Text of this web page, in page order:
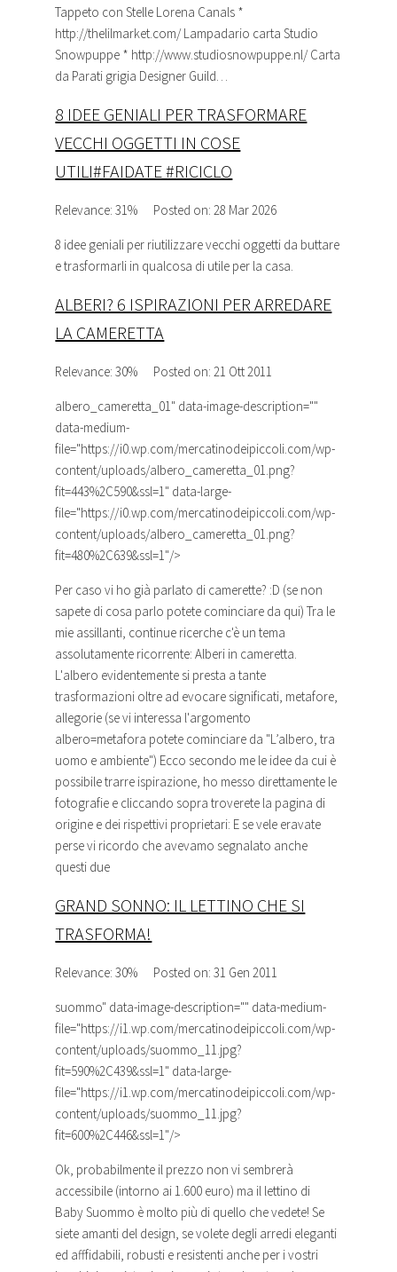
Tappeto con Stelle Lorena Canals *
http://thelilmarket.com/ Lampadario carta Studio
Snowpuppe * http://www.studiosnowpuppe.nl/ Carta
da Parati grigia Designer Guild…
8 IDEE GENIALI PER TRASFORMARE
VECCHI OGGETTI IN COSE
UTILI#FAIDATE #RICICLO
Relevance: 31% Posted on: 28 Mar 2026
8 idee geniali per riutilizzare vecchi oggetti da buttare
e trasformarli in qualcosa di utile per la casa.
ALBERI? 6 ISPIRAZIONI PER ARREDARE
LA CAMERETTA
Relevance: 30% Posted on: 21 Ott 2011
albero_cameretta_01" data-image-description=""
data-medium-
file="https://i0.wp.com/mercatinodeipiccoli.com/wp-
content/uploads/albero_cameretta_01.png?
fit=443%2C590&ssl=1" data-large-
file="https://i0.wp.com/mercatinodeipiccoli.com/wp-
content/uploads/albero_cameretta_01.png?
fit=480%2C639&ssl=1"/>
Per caso vi ho già parlato di camerette? :D (se non
sapete di cosa parlo potete cominciare da qui) Tra le
mie assillanti, continue ricerche c'è un tema
assolutamente ricorrente: Alberi in cameretta.
L'albero evidentemente si presta a tante
trasformazioni oltre ad evocare significati, metafore,
allegorie (se vi interessa l'argomento
albero=metafora potete cominciare da "L’albero, tra
uomo e ambiente") Ecco secondo me le idee da cui è
possibile trarre ispirazione, ho messo direttamente le
fotografie e cliccando sopra troverete la pagina di
origine e dei rispettivi proprietari: E se vele eravate
perse vi ricordo che avevamo segnalato anche
questi due
GRAND SONNO: IL LETTINO CHE SI
TRASFORMA!
Relevance: 30% Posted on: 31 Gen 2011
suommo" data-image-description="" data-medium-
file="https://i1.wp.com/mercatinodeipiccoli.com/wp-
content/uploads/suommo_11.jpg?
fit=590%2C439&ssl=1" data-large-
file="https://i1.wp.com/mercatinodeipiccoli.com/wp-
content/uploads/suommo_11.jpg?
fit=600%2C446&ssl=1"/>
Ok, probabilmente il prezzo non vi sembrerà
accessibile (intorno ai 1.600 euro) ma il lettino di
Baby Suommo è molto più di quello che vedete! Se
siete amanti del design, se volete degli arredi eleganti
ed afffidabili, robusti e resistenti anche per i vostri